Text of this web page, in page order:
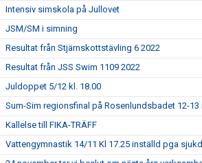
Intensiv simskola på Jullovet
JSM/SM i simning
Resultat från Stjärnskottstävling 6 2022
Resultat från JSS Swim 1109 2022
Juldoppet 5/12 kl. 18.00
Sum-Sim regionsfinal på Rosenlundsbadet 12-13
Kallelse till FIKA-TRÄFF
Vattengymnastik 14/11 Kl 17.25 inställd pga